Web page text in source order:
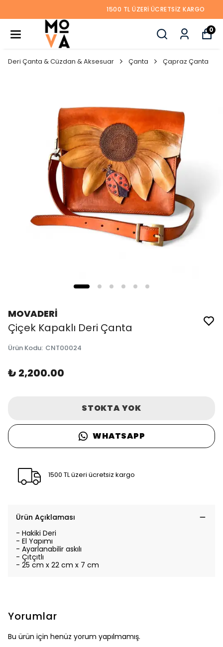
1500 TL ÜZERI ÜCRETSIZ KARGO
0
Deri Çanta & Cüzdan & Aksesuar Çanta Çapraz Çanta
MOVADERİ
Çiçek Kapaklı Deri Çanta
Ürün Kodu: CNT00024
₺ 2,200.00
STOKTA YOK
WHATSAPP
1500 TL üzeri ücretsiz kargo
Ürün Açıklaması
- Hakiki Deri
- El Yapımı
- Ayarlanabilir askılı
- Çıtçıtlı
- 25 cm x 22 cm x 7 cm
Yorumlar
Bu ürün için henüz yorum yapılmamış.